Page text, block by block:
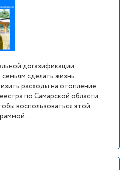
догазификации
сделать жизнь
расходы на отопление.
по Самарской области
воспользоваться этой